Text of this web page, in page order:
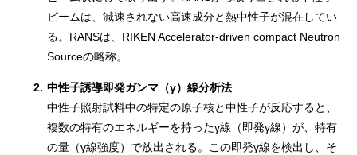
ビームは、減速されない高速成分と熱中性子が混在してい
る。RANSは、RIKEN Accelerator-driven compact Neutron
Sourceの略称。
2. 中性子誘導即発ガンマ（γ）線分析法
中性子照射試料中の特定の原子核と中性子が反応すると、
複数の特有のエネルギーを持ったγ線（即発γ線）が、特有
の量（γ線強度）で放出される。この即発γ線を検出し、そ